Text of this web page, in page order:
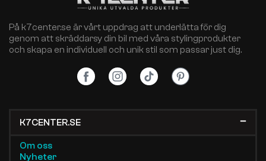
På k7center.se är vårt uppdrag att underlätta för dig
genom att skräddarsy din bil med våra stylingprodukter
och skapa en individuell och unik stil som passar just dig.
K7CENTER.SE
Om oss
Nyheter